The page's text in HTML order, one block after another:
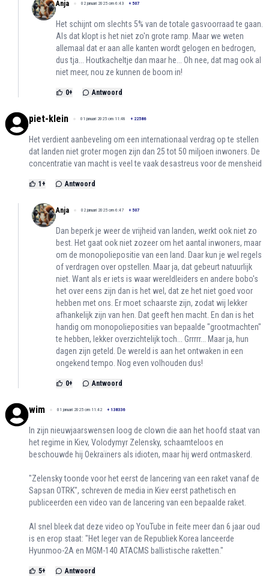
Anja 02 januari 2025 om 6:43 + 507
Het schijnt om slechts 5% van de totale gasvoorraad te gaan.
Als dat klopt is het niet zo'n grote ramp. Maar we weten
allemaal dat er aan alle kanten wordt gelogen en bedrogen,
dus tja... Houtkacheltje dan maar he... Oh nee, dat mag ook al
niet meer, nou ze kunnen de boom in!
0+ Antwoord
piet-klein 01 januari 2025 om 11:48 + 22586
Het verdient aanbeveling om een internationaal verdrag op te stellen
dat landen niet groter mogen zijn dan 25 tot 50 miljoen inwoners. De
concentratie van macht is veel te vaak desastreus voor de mensheid
1 + Antwoord
Anja 02 januari 2025 om 6:47 + 507
Dan beperk je weer de vrijheid van landen, werkt ook niet zo
best. Het gaat ook niet zozeer om het aantal inwoners, maar
om de monopoliepositie van een land. Daar kun je wel regels
of verdragen over opstellen. Maar ja, dat gebeurt natuurlijk
niet. Want als er iets is waar wereldleiders en andere bobo's
het over eens zijn dan is het wel, dat ze het niet goed voor
hebben met ons. Er moet schaarste zijn, zodat wij lekker
afhankelijk zijn van hen. Dat geeft hen macht. En dan is het
handig om monopolieposities van bepaalde "grootmachten"
te hebben, lekker overzichtelijk toch... Grrrrr... Maar ja, hun
dagen zijn geteld. De wereld is aan het ontwaken in een
ongekend tempo. Nog even volhouden dus!
0+ Antwoord
wim 01 januari 2025 om 11:42 + 138336
In zijn nieuwjaarswensen loog de clown die aan het hoofd staat van
het regime in Kiev, Volodymyr Zelensky, schaamteloos en
beschouwde hij Oekraïners als idioten, maar hij werd ontmaskerd.
"Zelensky toonde voor het eerst de lancering van een raket vanaf de
Sapsan OTRK", schreven de media in Kiev eerst pathetisch en
publiceerden een video van de lancering van een bepaalde raket.
Al snel bleek dat deze video op YouTube in feite meer dan 6 jaar oud
is en erop staat: "Het leger van de Republiek Korea lanceerde
Hyunmoo-2A en MGM-140 ATACMS ballistische raketten."
5+ Antwoord